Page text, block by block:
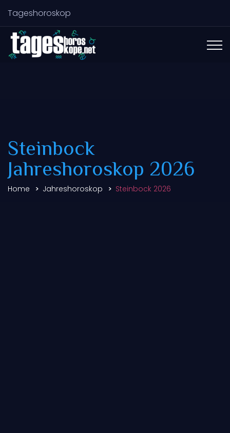
Tageshoroskop
Steinbock
Jahreshoroskop 2026
Home Jahreshoroskop Steinbock 2026